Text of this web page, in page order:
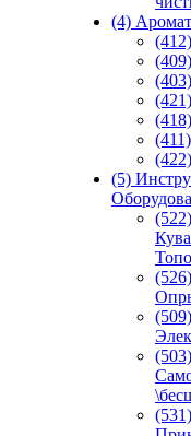
(4)
(5)
(526)
(509)
(531)